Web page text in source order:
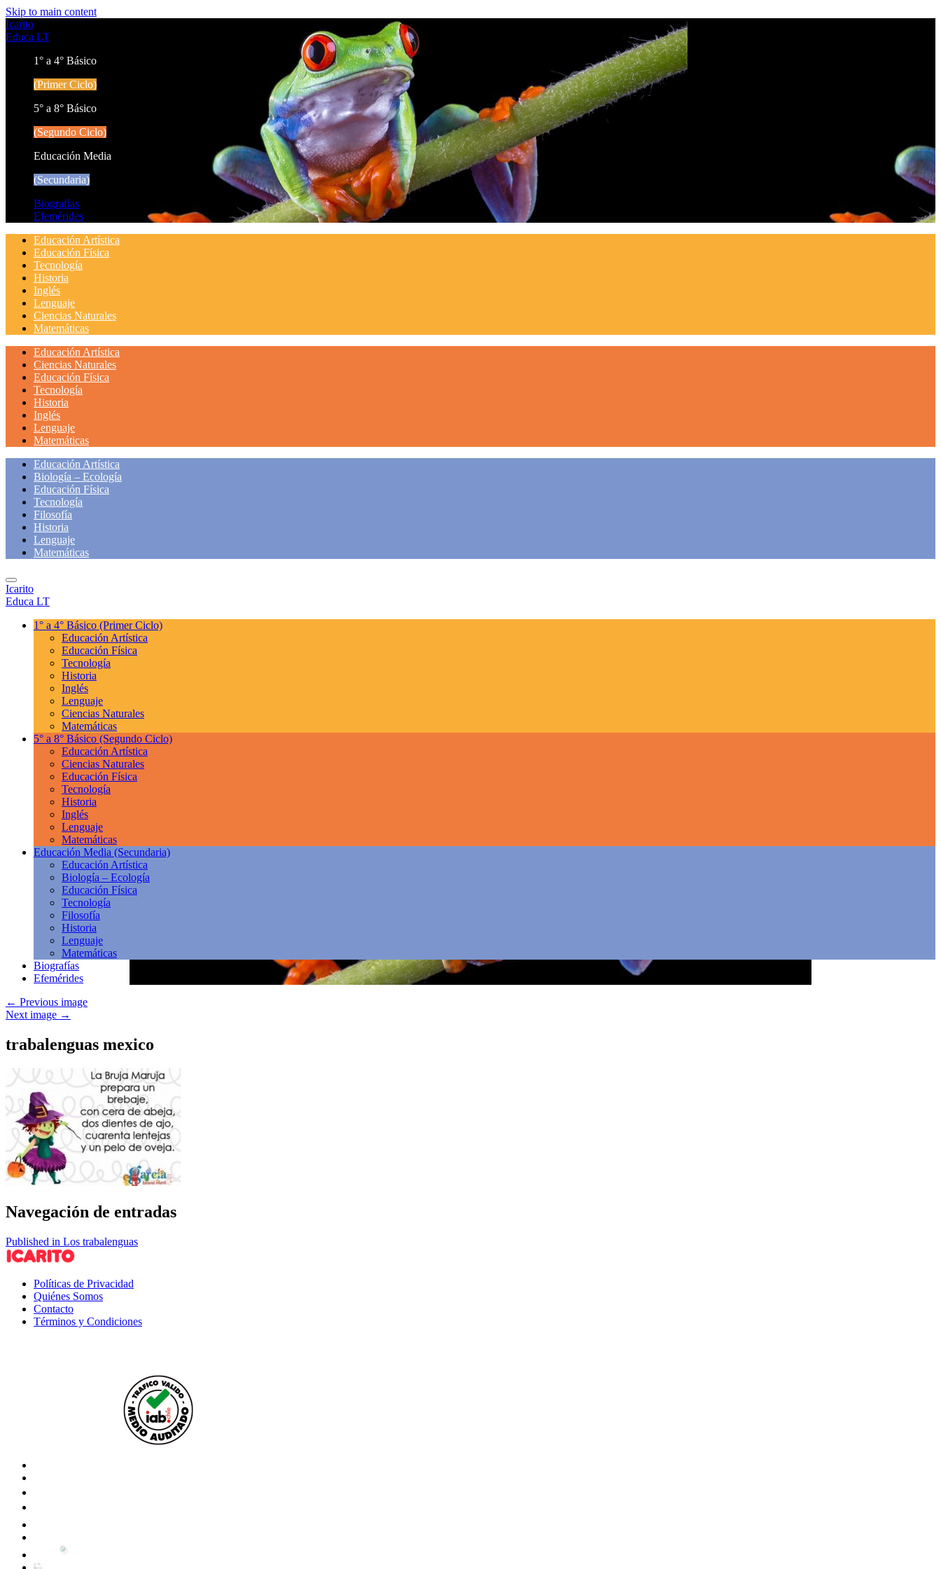
Skip to main content
Icarito
Educa LT
1° a 4° Básico
(Primer Ciclo)
5° a 8° Básico
(Segundo Ciclo)
Educación Media
(Secundaria)
Biografías
Efemérides
Educación Artística
Educación Física
Tecnología
Historia
Inglés
Lenguaje
Ciencias Naturales
Matemáticas
Educación Artística
Ciencias Naturales
Educación Física
Tecnología
Historia
Inglés
Lenguaje
Matemáticas
Educación Artística
Biología – Ecología
Educación Física
Tecnología
Filosofía
Historia
Lenguaje
Matemáticas
Icarito
Educa LT
1° a 4° Básico (Primer Ciclo)
Educación Artística
Educación Física
Tecnología
Historia
Inglés
Lenguaje
Ciencias Naturales
Matemáticas
5° a 8° Básico (Segundo Ciclo)
Educación Artística
Ciencias Naturales
Educación Física
Tecnología
Historia
Inglés
Lenguaje
Matemáticas
Educación Media (Secundaria)
Educación Artística
Biología – Ecología
Educación Física
Tecnología
Filosofía
Historia
Lenguaje
Matemáticas
Biografías
Efemérides
← Previous image
Next image →
trabalenguas mexico
Navegación de entradas
Published in Los trabalenguas
Políticas de Privacidad
Quiénes Somos
Contacto
Términos y Condiciones